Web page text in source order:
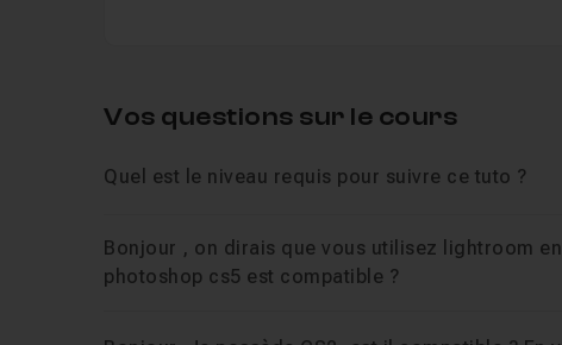
Vos questions sur le cours
Quel est le niveau requis pour suivre ce tuto ?
Bonjour , on dirais que vous utilisez lightroom
photoshop cs5 est compatible ?